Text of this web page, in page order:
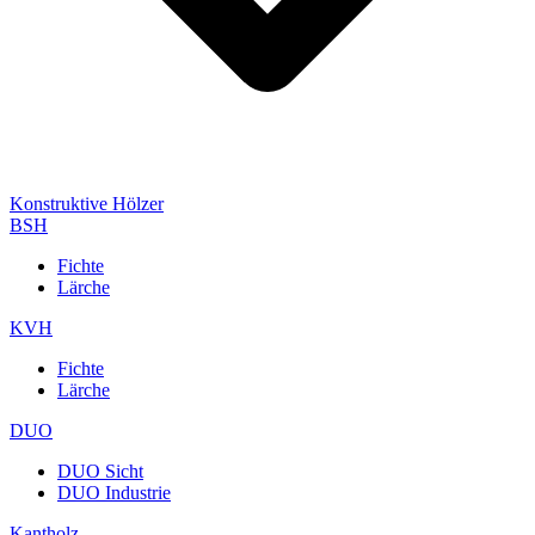
Konstruktive Hölzer
BSH
Fichte
Lärche
KVH
Fichte
Lärche
DUO
DUO Sicht
DUO Industrie